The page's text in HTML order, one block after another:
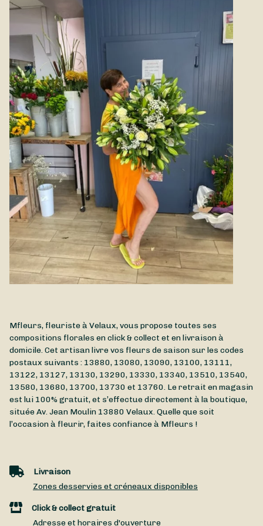
symbole de la royauté française. Il est également très souvent
associé à la pureté. Fleur très prisée, on offre
traditionnellement le lys pour de grandes occasions.
Naissance, fiançailles, deuil... Mfleurs composera pour vous
ce bouquet de lys avec le plus grand soin, puis le livrera où
vous le souhaitez, à Velaux et ses environs.
Mfleurs, fleuriste à Velaux, vous propose toutes ses
compositions florales en click & collect et en livraison à
domicile. Cet artisan livre vos fleurs de saison sur les codes
postaux suivants : 13880, 13080, 13090, 13100, 13111,
13122, 13127, 13130, 13290, 13330, 13340, 13510, 13540,
13580, 13680, 13700, 13730 et 13760. Le retrait en magasin
est lui 100% gratuit, et s’effectue directement à la boutique,
situéeAv. Jean Moulin 13880 Velaux. Quelle que soit
l’occasion à fleurir, faites confiance à Mfleurs !
Livraison
Zones desservies et créneaux disponibles
Click & collect gratuit
Adresse et horaires d'ouverture